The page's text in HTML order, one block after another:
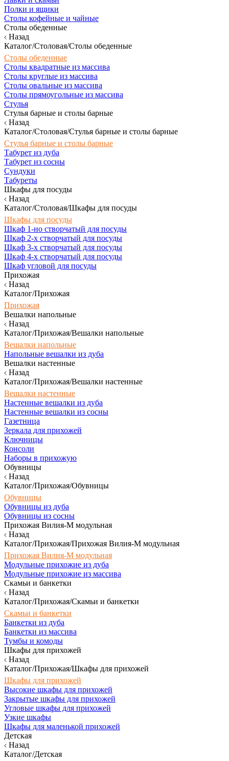
Полки и ящики
Столы кофейные и чайные
Столы обеденные
Назад
Каталог/Столовая/Столы обеденные
Столы обеденные
Столы квадратные из массива
Столы круглые из массива
Столы овальные из массива
Столы прямоугольные из массива
Стулья
Стулья барные и столы барные
Назад
Каталог/Столовая/Стулья барные и столы барные
Стулья барные и столы барные
Табурет из дуба
Табурет из сосны
Сундуки
Табуреты
Шкафы для посуды
Назад
Каталог/Столовая/Шкафы для посуды
Шкафы для посуды
Шкаф 1-но створчатый для посуды
Шкаф 2-х створчатый для посуды
Шкаф 3-х створчатый для посуды
Шкаф 4-х створчатый для посуды
Шкаф угловой для посуды
Прихожая
Назад
Каталог/Прихожая
Прихожая
Вешалки напольные
Назад
Каталог/Прихожая/Вешалки напольные
Вешалки напольные
Напольные вешалки из дуба
Вешалки настенные
Назад
Каталог/Прихожая/Вешалки настенные
Вешалки настенные
Настенные вешалки из дуба
Настенные вешалки из сосны
Газетница
Зеркала для прихожей
Ключницы
Консоли
Наборы в прихожую
Обувницы
Назад
Каталог/Прихожая/Обувницы
Обувницы
Обувницы из дуба
Обувницы из сосны
Прихожая Вилия-М модульная
Назад
Каталог/Прихожая/Прихожая Вилия-М модульная
Прихожая Вилия-М модульная
Модульные прихожие из дуба
Модульные прихожие из массива
Скамьи и банкетки
Назад
Каталог/Прихожая/Скамьи и банкетки
Скамьи и банкетки
Банкетки из дуба
Банкетки из массива
Тумбы и комоды
Шкафы для прихожей
Назад
Каталог/Прихожая/Шкафы для прихожей
Шкафы для прихожей
Высокие шкафы для прихожей
Закрытые шкафы для прихожей
Угловые шкафы для прихожей
Узкие шкафы
Шкафы для маленькой прихожей
Детская
Назад
Каталог/Детская